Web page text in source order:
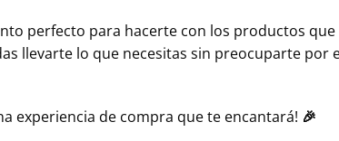
perfecto para hacerte con los productos
llevarte lo que necesitas sin preocuparte por
experiencia de compra que te encantará! 🎉